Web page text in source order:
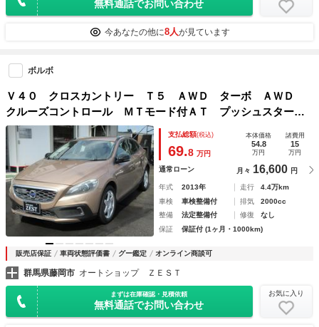
無料通話でお問い合わせ
今あなたの他に8人が見ています
ボルボ
Ｖ４０ クロスカントリー Ｔ５ ＡＷＤ ターボ ＡＷＤ
クルーズコントロール ＭＴモード付ＡＴ プッシュスター
ト アルミホイール パワーシート ＨＩＤヘッドランプ ポ
ータブルナビ オートライト ＥＴＣ ステアリングスイッチ
支払総額(税込)
69.8 万円
本体価格
54.8
万円
諸費用
15
万円
通常ローン 月々 16,600 円
年式 2013年 走行
4.4万km
車検
車検整備付 排気
2000cc
整備
法定整備付 修復
なし
保証
保証付 (1ヶ月・1000km)
販売店保証 車両状態評価書 グー鑑定 オンライン商談可
群馬県藤岡市 オートショップ ＺＥＳＴ
まずは在庫確認・見積依頼
無料通話でお問い合わせ
お気に入り